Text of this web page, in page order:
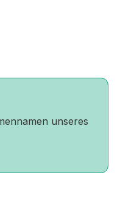
unseres